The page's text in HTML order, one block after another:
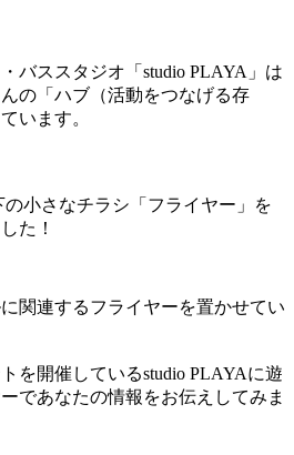
バススタジオ「studio PLAYA」は
の「ハブ（活動をつなげる存
います。
小さなチラシ「フライヤー」を
た！
関連するフライヤーを置かせてい
を開催しているstudio PLAYAに遊
であなたの情報をお伝えしてみま